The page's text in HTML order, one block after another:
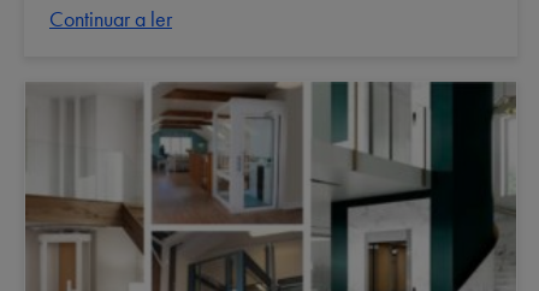
Continuar a ler